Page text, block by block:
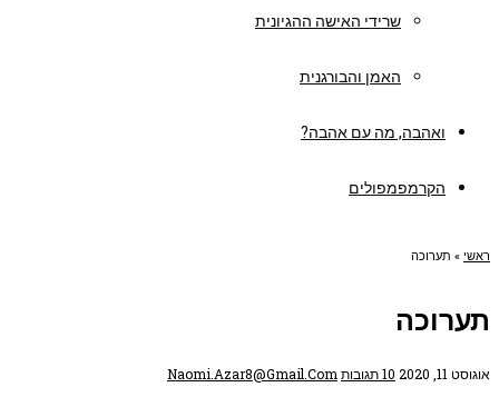
שרידי האישה ההגיונית
האמן והבורגנית
ואהבה, מה עם אהבה?
הקרמפמפולים
ראשי » תערוכה
תערוכה
אוגוסט 11, 2020 10 תגובות Naomi.azar8@gmail.com